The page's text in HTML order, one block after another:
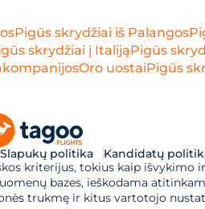
Pigūs skrydžiai iš Palangos
skrydžiai į ItalijąPigūs
Oro uostaiPigūs
Slapukų politika
Kandidatų
kriterijus, tokius kaip išvykimo
bazes, ieškodama
trukmę ir kitus vartotojo